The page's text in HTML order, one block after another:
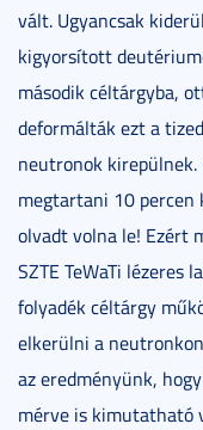
vált. Ugyancsak
kigyorsított
második céltárgyba,
deformálták ezt a
neutronok
megtartani 10
olvadt volna le! Ezért
SZTE TeWaTi lézeres
folyadék céltárgy
elkerülni a
az eredményünk,
mérve is kimutatható